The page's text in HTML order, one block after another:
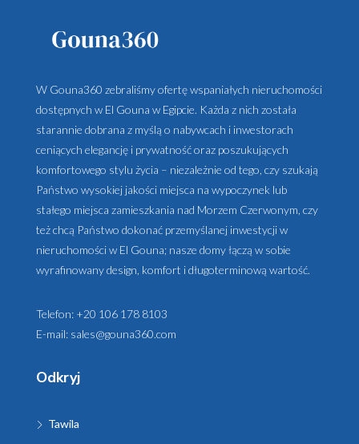
W Gouna360 zebraliśmy ofertę wspaniałych nieruchomości
dostępnych w El Gouna w Egipcie. Każda z nich została
starannie dobrana z myślą o nabywcach i inwestorach
ceniących elegancję i prywatność oraz poszukujących
komfortowego stylu życia – niezależnie od tego, czy szukają
Państwo wysokiej jakości miejsca na wypoczynek lub
stałego miejsca zamieszkania nad Morzem Czerwonym, czy
też chcą Państwo dokonać przemyślanej inwestycji w
nieruchomości w El Gouna; nasze domy łączą w sobie
wyrafinowany design, komfort i długoterminową wartość.
Telefon: +20 106 178 8103
E-mail: sales@gouna360.com
Odkryj
Tawila